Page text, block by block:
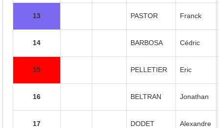
13 PASTOR Franck
14 BARBOSA Cédric
15 PELLETIER Eric
16 BELTRAN Jonathan
17 DODET Alexandre